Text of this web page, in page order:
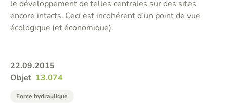
le développement de telles centrales sur des sites
encore intacts. Ceci est incohérent d’un point de vue
écologique (et économique).
22.09.2015
Objet 13.074
Force hydraulique